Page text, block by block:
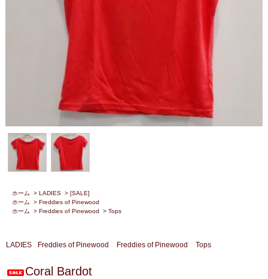
ホーム > LADIES > [SALE]
ホーム
> Freddies of Pinewood
ホーム
> Freddies of Pinewood > Tops
LADIES Freddies of Pinewood Freddies of Pinewood Tops
Coral Bardot